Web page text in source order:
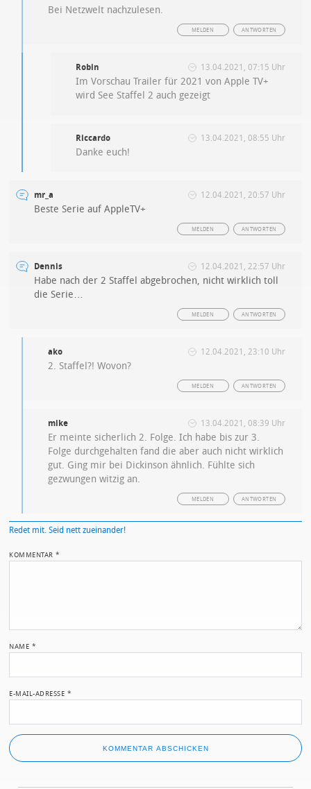
Bei Netzwelt nachzulesen.
ANTWORTEN
MELDEN
Robin 13.04.2021, 07:15 Uhr
Im Vorschau Trailer für 2021 von Apple TV+
wird See Staffel 2 auch gezeigt
Riccardo 13.04.2021, 08:55 Uhr
Danke euch!
mr_a 12.04.2021, 20:57 Uhr
Beste Serie auf AppleTV+
ANTWORTEN
MELDEN
Dennis 12.04.2021, 22:57 Uhr
Habe nach der 2 Staffel abgebrochen, nicht wirklich toll
die Serie…
ANTWORTEN
MELDEN
ako 12.04.2021, 23:10 Uhr
2. Staffel?! Wovon?
ANTWORTEN
MELDEN
mike 13.04.2021, 08:39 Uhr
Er meinte sicherlich 2. Folge. Ich habe bis zur 3.
Folge durchgehalten fand die aber auch nicht wirklich
gut. Ging mir bei Dickinson ähnlich. Fühlte sich
gezwungen witzig an.
ANTWORTEN
MELDEN
Redet mit. Seid nett zueinander!
KOMMENTAR*
NAME *
E-MAIL-ADRESSE *